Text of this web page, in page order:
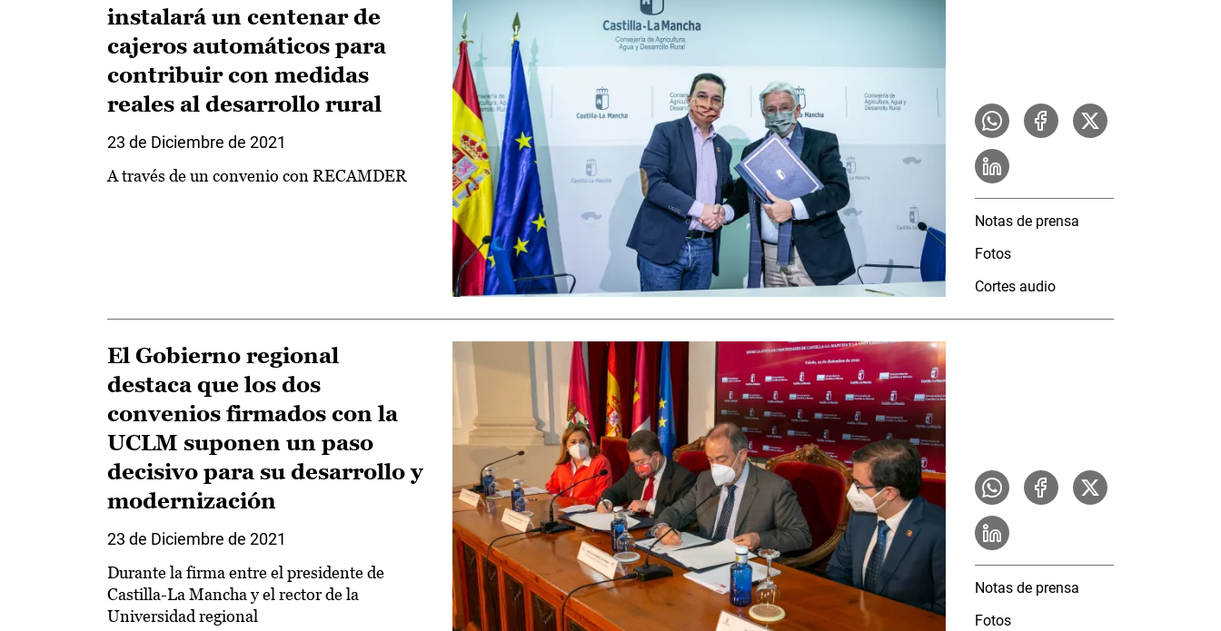
instalará un centenar de
cajeros automáticos para
contribuir con medidas
reales al desarrollo rural
23 de Diciembre de 2021
A través de un convenio con RECAMDER
Notas de prensa
Fotos
Cortes audio
El Gobierno regional
destaca que los dos
convenios firmados con la
UCLM suponen un paso
decisivo para su desarrollo y
modernización
23 de Diciembre de 2021
Durante la firma entre el presidente de
Castilla-La Mancha y el rector de la
Universidad regional
Notas de prensa
Fotos